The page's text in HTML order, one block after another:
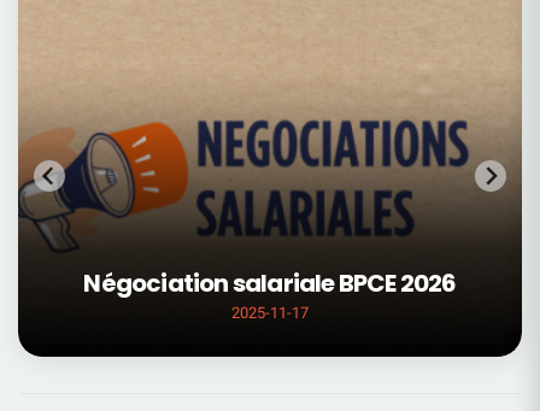
Négociation salariale BPCE 2026
2025-11-17